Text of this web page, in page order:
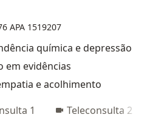
APA 1519207
química e depressão
em evidências
e acolhimento
1 Teleconsulta 2